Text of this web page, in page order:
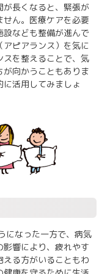
が長くなると、緊張が
ん。医療ケアを必要
設なども整備が進んで
ピアランス）を気に
スを整えることで、気
向かうこともありま
活用してみましょ
になった一方で、病気
響により、疲れやす
る方がいることもわ